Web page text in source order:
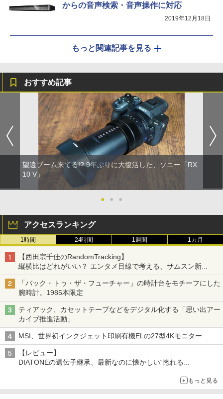
からの音声検索・音声操作に対応
2019年12月18日
もっと関連記事を見る
おすすめ記事
望遠ブーム来てる!? 9年ぶりに大復活した、ソニー「RX
10 V」
● ● ●
アクセスランキング
1時間 24時間 1週間 1カ月
【西田宗千佳のRandomTracking】
縦横比はどれがいい？ エンタメ目線で考える、サムスン新
「Galaxy Z Fold」
「バック・トゥ・ザ・フューチャー」の時計台をモチーフにした
腕時計。1985本限定
ティアック、カセットテープなどをデジタル化する「思い出アー
カイブ推進活動」
MSI、世界初インクジェット印刷有機ELの27型4Kモニター
【レビュー】
DIATONEの遺伝子継承、最新なのに懐かしい“惚れる
もっと見る